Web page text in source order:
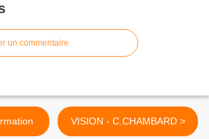
un commentaire
VISION - C.CHAMBARD >